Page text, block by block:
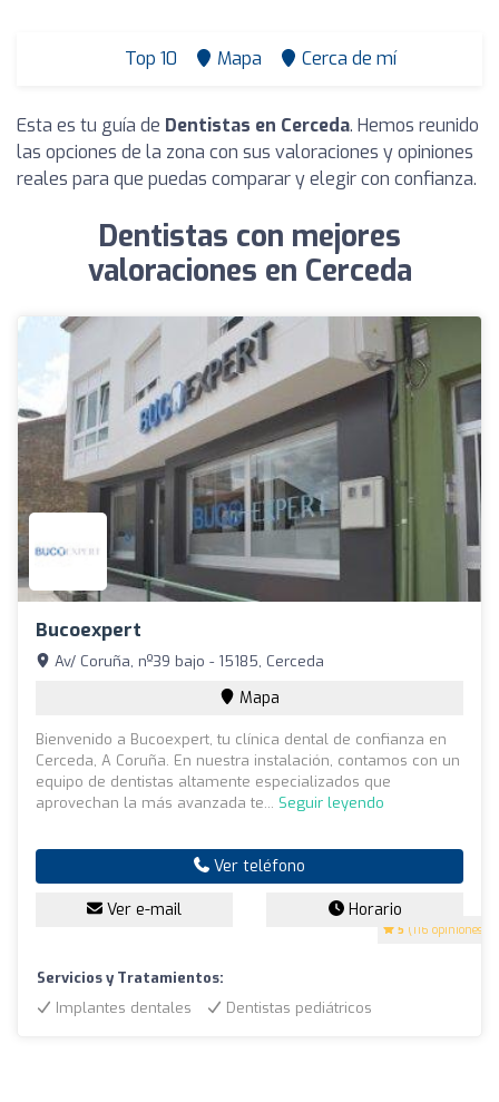
Top 10 Mapa Cerca de mí
Esta es tu guía de Dentistas en Cerceda. Hemos reunido
las opciones de la zona con sus valoraciones y opiniones
reales para que puedas comparar y elegir con confianza.
Dentistas con mejores
valoraciones en Cerceda
Bucoexpert
5 (116 opiniones)
Av/ Coruña, nº39 bajo - 15185, Cerceda
Mapa
Bienvenido a Bucoexpert, tu clínica dental de confianza en
Cerceda, A Coruña. En nuestra instalación, contamos con un
equipo de dentistas altamente especializados que
aprovechan la más avanzada te... Seguir leyendo
Ver teléfono
Ver e-mail Horario
Servicios y Tratamientos:
Implantes dentales
Dentistas pediátricos